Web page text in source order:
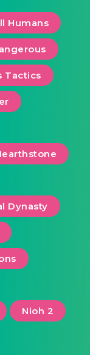
Humans
Tactics
Dynasty
Nioh 2